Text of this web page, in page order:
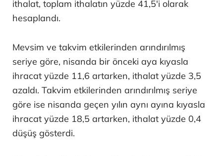
ithalat, toplam ithalatın yüzde 41,5'i olarak
hesaplandı.
Mevsim ve takvim etkilerinden arındırılmış
seriye göre, nisanda bir önceki aya kıyasla
ihracat yüzde 11,6 artarken, ithalat yüzde 3,5
azaldı. Takvim etkilerinden arındırılmış seriye
göre ise nisanda geçen yılın aynı ayına kıyasla
ihracat yüzde 18,5 artarken, ithalat yüzde 0,4
düşüş gösterdi.